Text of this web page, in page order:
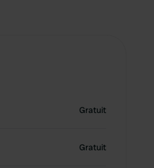
Gratuit
Gratuit